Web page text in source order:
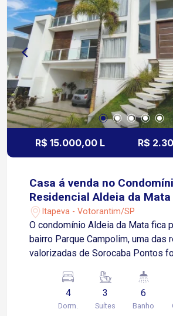
R$ 15.000,00 L R$
Casa á venda no
Residencial Aldeia da Mata
Itapeva - Votorantim/SP
O condomínio Aldeia da Mata fica
bairro Parque Campolim, uma das
valorizadas de Sorocaba Pontos
Esplanada região com escolas e
premium Acesso rápido à rodovia
Tavares Área muito procurada por
4
Dorm.
3
Suítes
6
Banho